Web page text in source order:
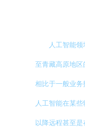
人工智能
至青藏高原地
相比于一般业
人工智能在某
以降远程甚至